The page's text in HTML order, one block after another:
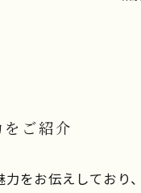
ご紹介
をお伝えしており